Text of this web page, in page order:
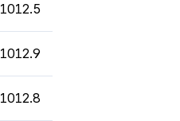
1012.5
1012.9
1012.8